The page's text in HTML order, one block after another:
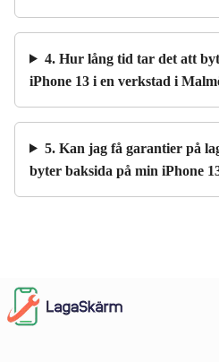
4. Hur lång tid tar det att
iPhone 13 i en verkstad i
5. Kan jag få garantier på
byter baksida på min iPhone